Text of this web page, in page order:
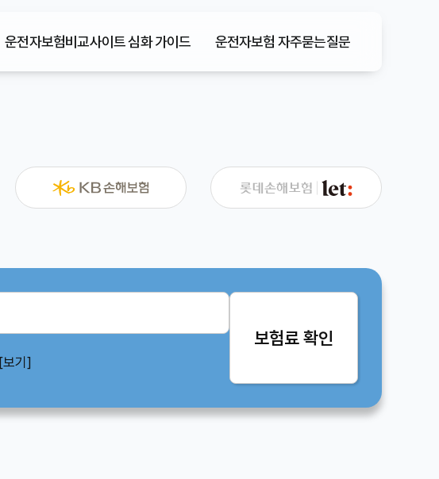
운전자보험비교사이트 심화 가이드 운전자보험 자주묻는질문
[보기]
보험료 확인